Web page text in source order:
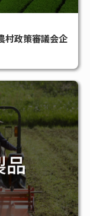
村政策審議会企